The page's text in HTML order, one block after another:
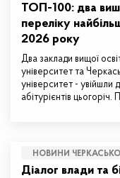
ТОП-100: два
переліку
2026 року
Два заклади вищої
університет та
університет - увійшли
абітурієнтів
НОВИНИ
Діалог влади та